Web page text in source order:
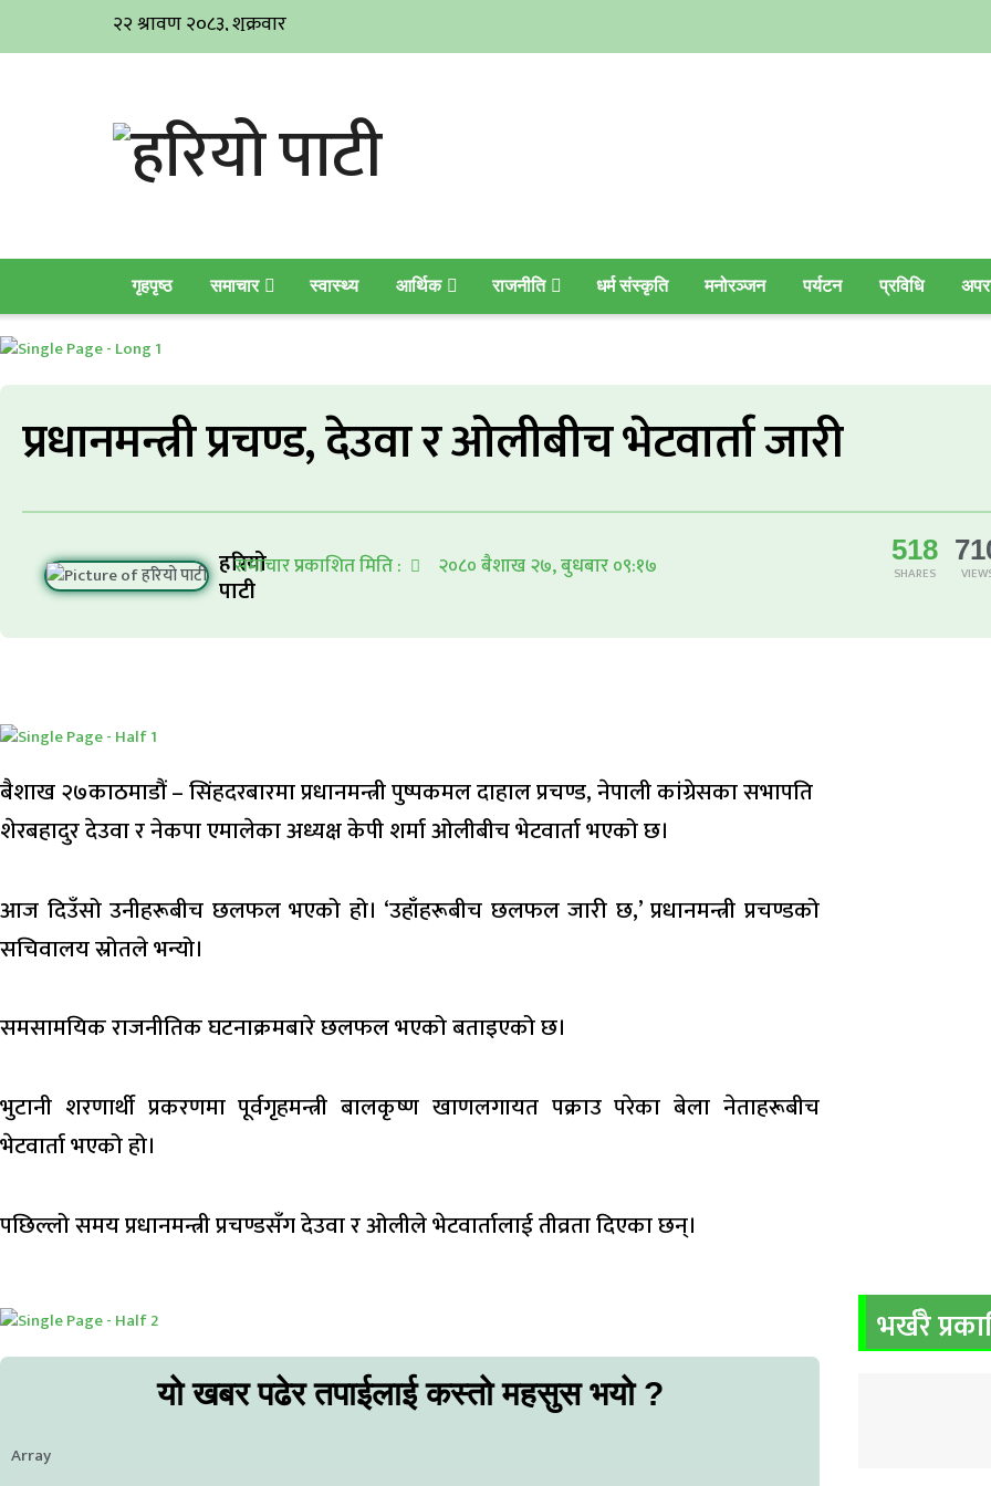
गृहपृष्ठ समाचार स्वास्थ्य आर्थिक राजनीति धर्म संस्कृति मनोरञ्जन पर्यटन प्रविधि
प्रधानमन्त्री प्रचण्ड, देउवा र ओलीबीच भेटवार्ता जारी
हरियो
पाटी
समाचार प्रकाशित मिति : २०८० बैशाख २७, बुधबार ०९:१७ 518
SHARES
बैशाख २७काठमाडौं – सिंहदरबारमा प्रधानमन्त्री पुष्पकमल दाहाल प्रचण्ड, नेपाली कांग्रेसका सभापति
शेरबहादुर देउवा र नेकपा एमालेका अध्यक्ष केपी शर्मा ओलीबीच भेटवार्ता भएको छ।
आज दिउँसो उनीहरूबीच छलफल भएको हो। ‘उहाँहरूबीच छलफल जारी छ,’ प्रधानमन्त्री प्रचण्डको
सचिवालय स्रोतले भन्यो।
समसामयिक राजनीतिक घटनाक्रमबारे छलफल भएको बताइएको छ।
भुटानी शरणार्थी प्रकरणमा पूर्वगृहमन्त्री बालकृष्ण खाणलगायत पक्राउ परेका बेला नेताहरूबीच
भेटवार्ता भएको हो।
पछिल्लो समय प्रधानमन्त्री प्रचण्डसँग देउवा र ओलीले भेटवार्तालाई तीव्रता दिएका छन्।
यो खबर पढेर तपाईलाई कस्तो महसुस भयो ?
Array
भर्खरै